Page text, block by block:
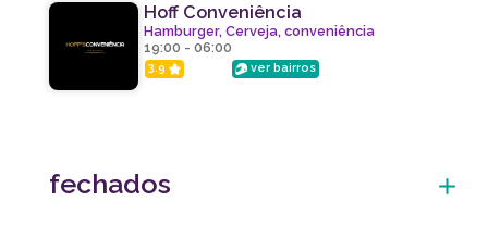
Hoff Conveniência
Hamburger, Cerveja, conveniência
19:00 - 06:00
3.9 ver bairros
fechados